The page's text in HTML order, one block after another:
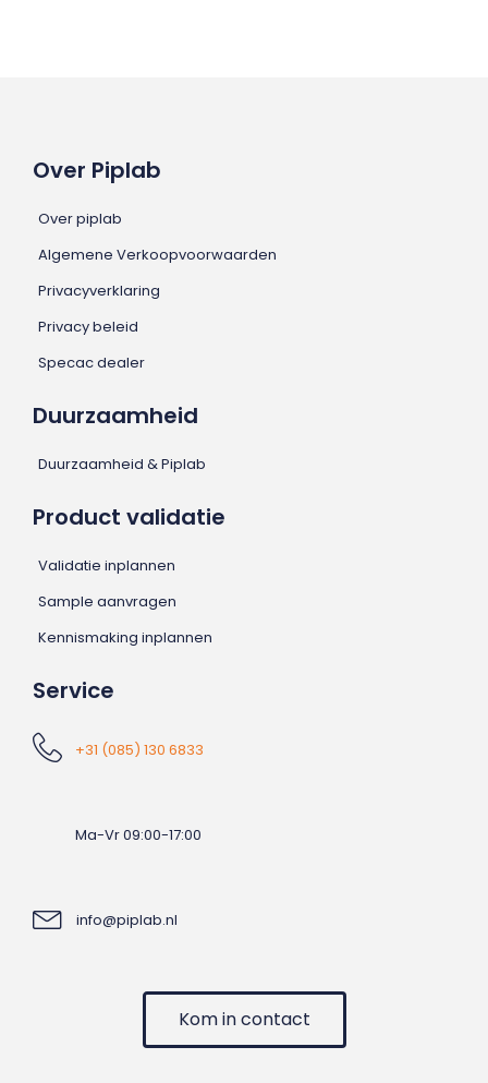
Over Piplab
Over piplab
Algemene Verkoopvoorwaarden
Privacyverklaring
Privacy beleid
Specac dealer
Duurzaamheid
Duurzaamheid & Piplab
Product validatie
Validatie inplannen
Sample aanvragen
Kennismaking inplannen
Service
+31 (085) 130 6833
Ma-Vr 09:00-17:00
info@piplab.nl
Kom in contact